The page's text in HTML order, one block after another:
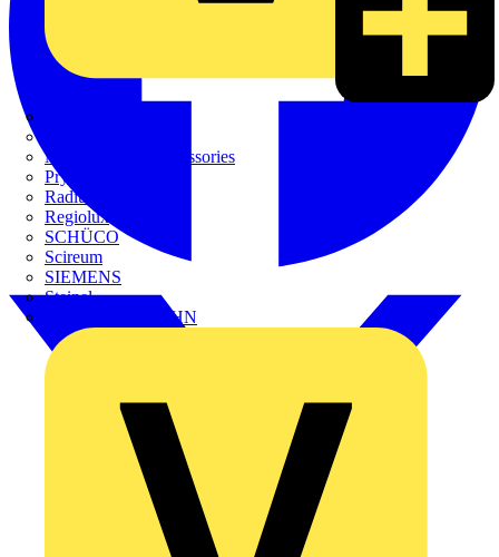
Nexans Power Accessories
Prysmian
Radium
Regiolux
SCHÜCO
Scireum
SIEMENS
Steinel
STRIEBEL & JOHN